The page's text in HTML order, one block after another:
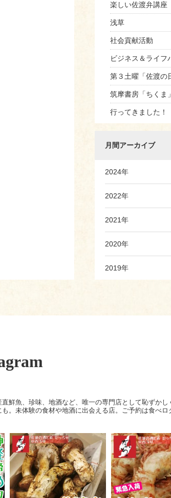
楽しい佐渡弁講座
浅草
社会貢献活動
ビジネス＆ライフ
第３土曜「佐渡の
筑摩書房「ちくま」
行ってきました！
月間アーカイブ
2024年
2022年
2021年
2020年
2019年
直鮮魚、珍味、地酒など、唯一の専門店として恥ずかし
。未体験の食材や地酒に出会える店。ご予約は食べロ